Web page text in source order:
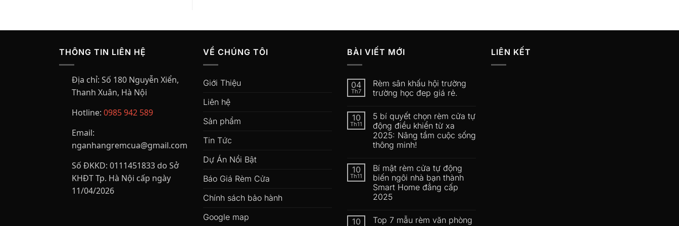
THÔNG TIN LIÊN HỆ
Địa chỉ: Số 180 Nguyễn Xiển,
Thanh Xuân, Hà Nội
Hotline: 0985 942 589
Email:
nganhangremcua@gmail.com
Số ĐKKD: 0111451833 do Sở
KHĐT Tp. Hà Nội cấp ngày
11/04/2026
VỀ CHÚNG TÔI
Giới Thiệu
Liên hệ
Sản phẩm
Tin Tức
Dự Án Nổi Bật
Báo Giá Rèm Cửa
Chính sách bảo hành
Google map
BÀI VIẾT MỚI
04
Th7
Rèm sân khấu hội trường
trường học đep giá rẻ.
10
Th11
5 bí quyết chọn rèm cửa tự
động điều khiển từ xa
2025: Nâng tầm cuộc sống
thông minh!
10
Th11
Bí mật rèm cửa tự động
biến ngôi nhà bạn thành
Smart Home đẳng cấp
2025
10
Top 7 mẫu rèm văn phòng
LIÊN KẾT